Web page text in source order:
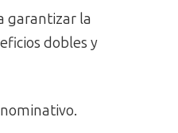
garantizar la
dobles y